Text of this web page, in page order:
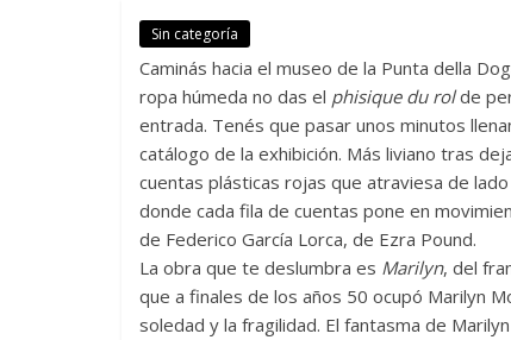
Sin categoría
Caminás hacia el museo de la Punta della
ropa húmeda no das el phisique du rolde
entrada. Tenés que pasar unos minutos
catálogo de la exhibición. Más liviano tras
cuentas plásticas rojas que atraviesa de
donde cada fila de cuentas pone en
de Federico García Lorca, de Ezra Pound.
La obra que te deslumbra es Marilyn, del
que a finales de los años 50 ocupó Marilyn
soledad y la fragilidad. El fantasma de